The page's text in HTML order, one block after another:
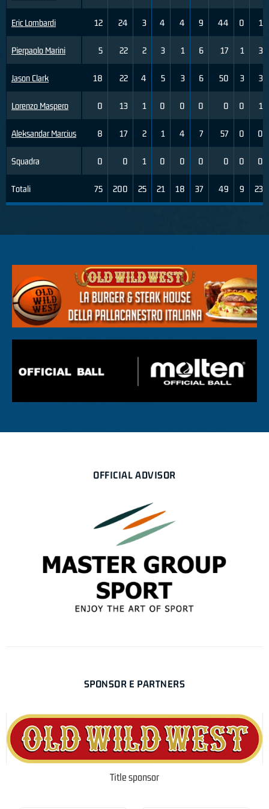
Eric Lombardi
Pierpaolo Marini
Jason Clark
Lorenzo Maspero
Aleksandar Marcius
Squadra
Totali
12 24 3 4 4 9 44 0 1
5 22 2 3 1 6 17 1 3
18 22 4 5 3 6 50 3 3
0 13 1 0 0 0 0 0 1
8 17 2 1 4 7 57 0 0
0 0 1 0 0 0 0 0 0
75 200 25 21 18 37 49 9 23
OFFICIAL ADVISOR
SPONSOR E PARTNERS
Title sponsor